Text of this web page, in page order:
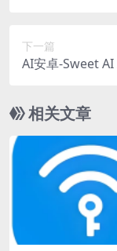
下一篇
AI安卓-Sweet
相关文章